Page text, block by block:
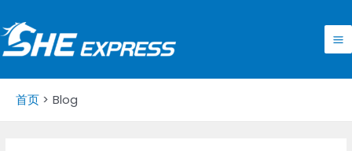
至
内
首页 Blog